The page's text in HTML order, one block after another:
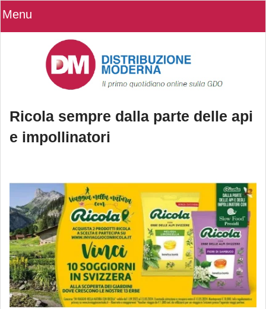
Menu
Ricola sempre dalla parte delle api
e impollinatori